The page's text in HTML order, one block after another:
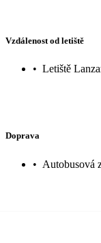
Vzdálenost od letiště
• Letiště
Doprava
• Autobusová